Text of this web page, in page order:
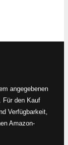
angegebenen
Für den Kauf
Verfügbarkeit,
Amazon-